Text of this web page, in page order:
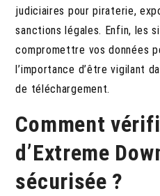
judiciaires pour piraterie,
sanctions légales. Enfin, les
compromettre vos données
l’importance d’être vigilant
de téléchargement.
Comment
d’Extreme
sécurisée ?